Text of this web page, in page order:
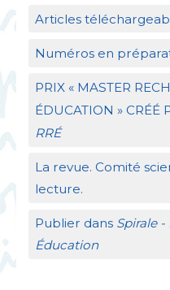
Articles
Numéros en
PRIX« MASTER
ÉDUCATION » CRÉÉ
RRÉ
La revue. Comité
lecture.
Publier dans Spirale -
Éducation